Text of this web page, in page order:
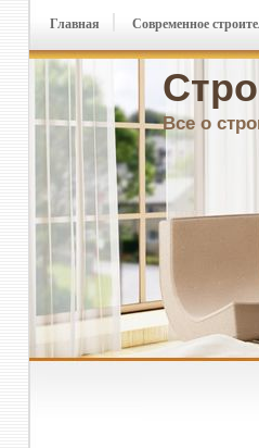
Все о
Главная Современное